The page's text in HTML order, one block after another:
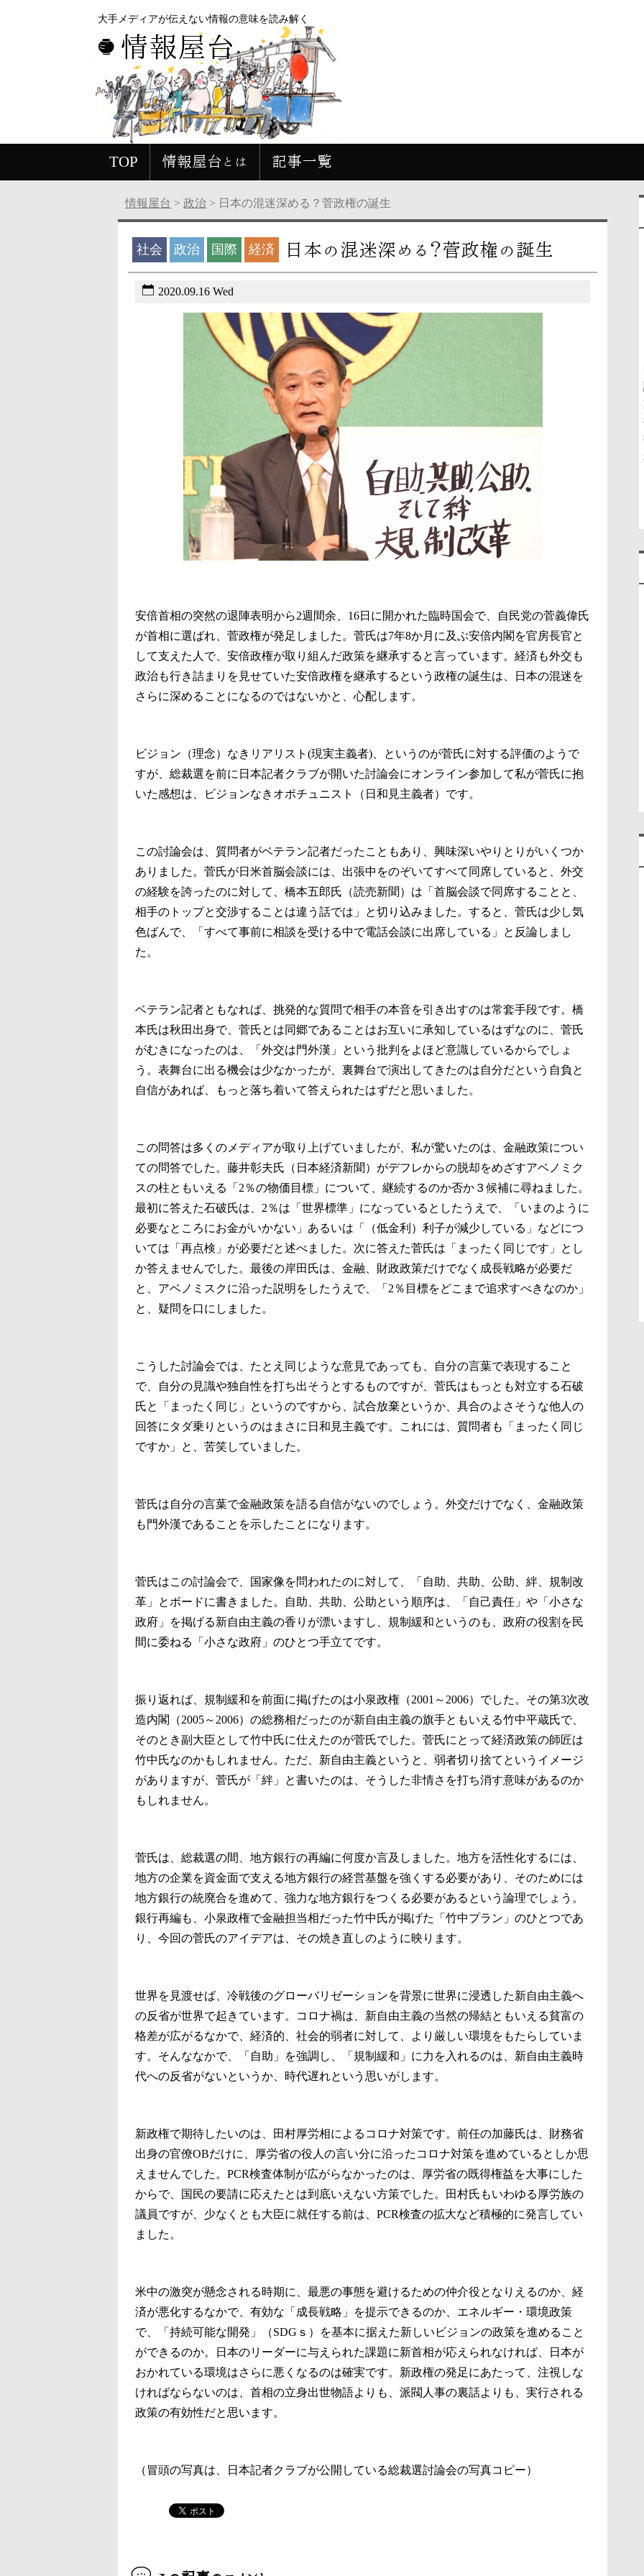
大手メディアが伝えない情報の意味を読み解く
情報屋台
TOP 情報屋台とは 記事一覧
情報屋台 >政治 > 日本の混迷深める？菅政権の誕生
社会 政治 国際 経済 日本の混迷深める？菅政権の誕生
2020.09.16 Wed
安倍首相の突然の退陣表明から2週間余、16日に開かれた臨時国会で、自民党の菅義偉氏
が首相に選ばれ、菅政権が発足しました。菅氏は7年8か月に及ぶ安倍内閣を官房長官と
して支えた人で、安倍政権が取り組んだ政策を継承すると言っています。経済も外交も
政治も行き詰まりを見せていた安倍政権を継承するという政権の誕生は、日本の混迷を
さらに深めることになるのではないかと、心配します。
ビジョン（理念）なきリアリスト(現実主義者)、というのが菅氏に対する評価のようで
すが、総裁選を前に日本記者クラブが開いた討論会にオンライン参加して私が菅氏に抱
いた感想は、ビジョンなきオポチュニスト（日和見主義者）です。
この討論会は、質問者がベテラン記者だったこともあり、興味深いやりとりがいくつか
ありました。菅氏が日米首脳会談には、出張中をのぞいてすべて同席していると、外交
の経験を誇ったのに対して、橋本五郎氏（読売新聞）は「首脳会談で同席することと、
相手のトップと交渉することは違う話では」と切り込みました。すると、菅氏は少し気
色ばんで、「すべて事前に相談を受ける中で電話会談に出席している」と反論しまし
た。
ベテラン記者ともなれば、挑発的な質問で相手の本音を引き出すのは常套手段です。橋
本氏は秋田出身で、菅氏とは同郷であることはお互いに承知しているはずなのに、菅氏
がむきになったのは、「外交は門外漢」という批判をよほど意識しているからでしょ
う。表舞台に出る機会は少なかったが、裏舞台で演出してきたのは自分だという自負と
自信があれば、もっと落ち着いて答えられたはずだと思いました。
この問答は多くのメディアが取り上げていましたが、私が驚いたのは、金融政策につい
ての問答でした。藤井彰夫氏（日本経済新聞）がデフレからの脱却をめざすアベノミク
スの柱ともいえる「2％の物価目標」について、継続するのか否か３候補に尋ねました。
最初に答えた石破氏は、2％は「世界標準」になっているとしたうえで、「いまのように
必要なところにお金がいかない」あるいは「（低金利）利子が減少している」などにつ
いては「再点検」が必要だと述べました。次に答えた菅氏は「まったく同じです」とし
か答えませんでした。最後の岸田氏は、金融、財政政策だけでなく成長戦略が必要だ
と、アベノミスクに沿った説明をしたうえで、「2％目標をどこまで追求すべきなのか」
と、疑問を口にしました。
こうした討論会では、たとえ同じような意見であっても、自分の言葉で表現すること
で、自分の見識や独自性を打ち出そうとするものですが、菅氏はもっとも対立する石破
氏と「まったく同じ」というのですから、試合放棄というか、具合のよさそうな他人の
回答にタダ乗りというのはまさに日和見主義です。これには、質問者も「まったく同じ
ですか」と、苦笑していました。
菅氏は自分の言葉で金融政策を語る自信がないのでしょう。外交だけでなく、金融政策
も門外漢であることを示したことになります。
菅氏はこの討論会で、国家像を問われたのに対して、「自助、共助、公助、絆、規制改
革」とボードに書きました。自助、共助、公助という順序は、「自己責任」や「小さな
政府」を掲げる新自由主義の香りが漂いますし、規制緩和というのも、政府の役割を民
間に委ねる「小さな政府」のひとつ手立てです。
振り返れば、規制緩和を前面に掲げたのは小泉政権（2001～2006）でした。その第3次改
造内閣（2005～2006）の総務相だったのが新自由主義の旗手ともいえる竹中平蔵氏で、
そのとき副大臣として竹中氏に仕えたのが菅氏でした。菅氏にとって経済政策の師匠は
竹中氏なのかもしれません。ただ、新自由主義というと、弱者切り捨てというイメージ
がありますが、菅氏が「絆」と書いたのは、そうした非情さを打ち消す意味があるのか
もしれません。
菅氏は、総裁選の間、地方銀行の再編に何度か言及しました。地方を活性化するには、
地方の企業を資金面で支える地方銀行の経営基盤を強くする必要があり、そのためには
地方銀行の統廃合を進めて、強力な地方銀行をつくる必要があるという論理でしょう。
銀行再編も、小泉政権で金融担当相だった竹中氏が掲げた「竹中プラン」のひとつであ
り、今回の菅氏のアイデアは、その焼き直しのように映ります。
世界を見渡せば、冷戦後のグローバリゼーションを背景に世界に浸透した新自由主義へ
の反省が世界で起きています。コロナ禍は、新自由主義の当然の帰結ともいえる貧富の
格差が広がるなかで、経済的、社会的弱者に対して、より厳しい環境をもたらしていま
す。そんななかで、「自助」を強調し、「規制緩和」に力を入れるのは、新自由主義時
代への反省がないというか、時代遅れという思いがします。
新政権で期待したいのは、田村厚労相によるコロナ対策です。前任の加藤氏は、財務省
出身の官僚OBだけに、厚労省の役人の言い分に沿ったコロナ対策を進めているとしか思
えませんでした。PCR検査体制が広がらなかったのは、厚労省の既得権益を大事にした
からで、国民の要請に応えたとは到底いえない方策でした。田村氏もいわゆる厚労族の
議員ですが、少なくとも大臣に就任する前は、PCR検査の拡大など積極的に発言してい
ました。
米中の激突が懸念される時期に、最悪の事態を避けるための仲介役となりえるのか、経
済が悪化するなかで、有効な「成長戦略」を提示できるのか、エネルギー・環境政策
で、「持続可能な開発」（SDGｓ）を基本に据えた新しいビジョンの政策を進めること
ができるのか。日本のリーダーに与えられた課題に新首相が応えられなければ、日本が
おかれている環境はさらに悪くなるのは確実です。新政権の発足にあたって、注視しな
ければならないのは、首相の立身出世物語よりも、派閥人事の裏話よりも、実行される
政策の有効性だと思います。
（冒頭の写真は、日本記者クラブが公開している総裁選討論会の写真コピー）